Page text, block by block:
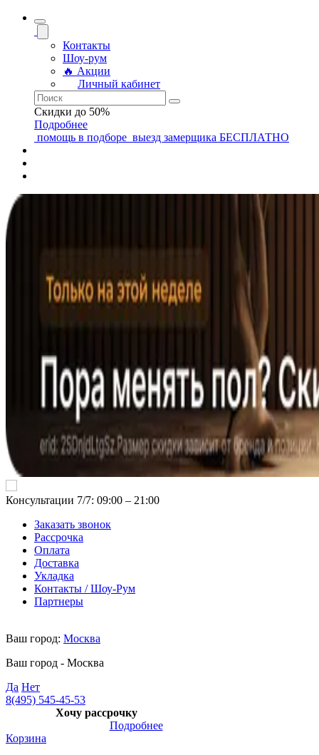
Контакты
Шоу-рум
🔥 Акции
Личный кабинет
Скидки до 50%
Подробнее
помощь в подборе выезд замерщика БЕСПЛАТНО
Консультации 7/7: 09:00 ‒ 21:00
Заказать звонок
Рассрочка
Оплата
Доставка
Укладка
Контакты / Шоу-Рум
Партнеры
Ваш город: Москва
Ваш город - Москва
Да Нет
8(495) 545-45-53
Хочу рассрочку
Подробнее
Корзина